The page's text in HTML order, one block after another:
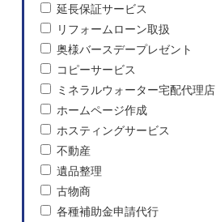
延長保証サービス
リフォームローン取扱
奥様バースデープレゼント
コピーサービス
ミネラルウォーター宅配代理店
ホームページ作成
ホスティングサービス
不動産
遺品整理
古物商
各種補助金申請代行